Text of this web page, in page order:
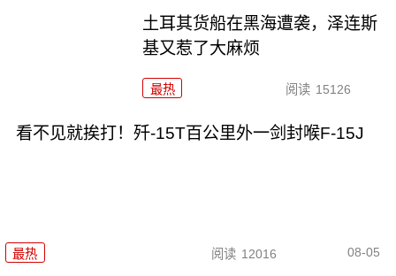
土耳其货船在黑海遭袭，泽连斯
基又惹了大麻烦
最热 阅读 15126
看不见就挨打！歼-15T百公里外一剑封喉F-15J
最热 阅读 12016 08-05